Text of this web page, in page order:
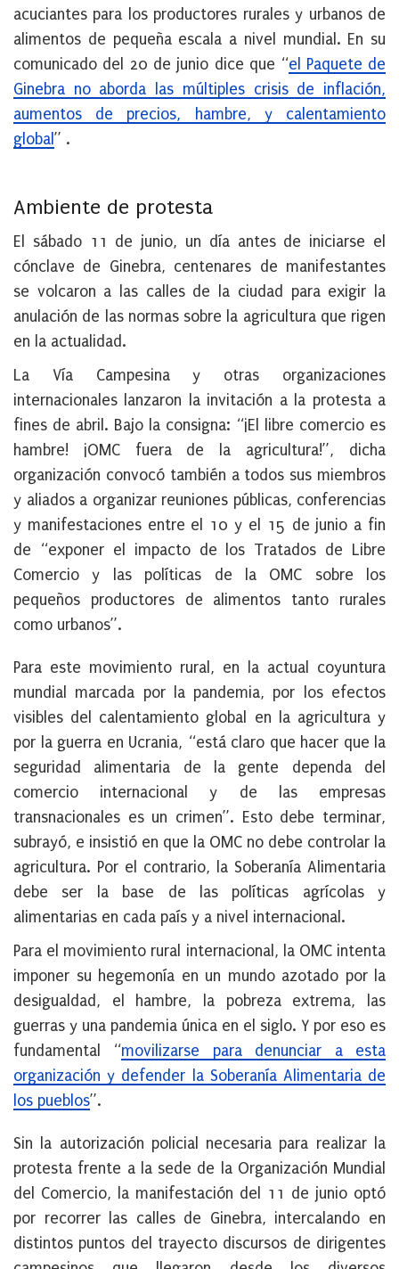
acuciantes para los productores rurales y urbanos de
alimentos de pequeña escala a nivel mundial. En su
comunicado del 20 de junio dice que “el Paquete de
Ginebra no aborda las múltiples crisis de inflación,
aumentos de precios, hambre, y calentamiento
global” .
Ambiente de protesta
El sábado 11 de junio, un día antes de iniciarse el
cónclave de Ginebra, centenares de manifestantes
se volcaron a las calles de la ciudad para exigir la
anulación de las normas sobre la agricultura que rigen
en la actualidad.
La Vía Campesina y otras organizaciones
internacionales lanzaron la invitación a la protesta a
fines de abril. Bajo la consigna: “¡El libre comercio es
hambre! ¡OMC fuera de la agricultura!”, dicha
organización convocó también a todos sus miembros
y aliados a organizar reuniones públicas, conferencias
y manifestaciones entre el 10 y el 15 de junio a fin
de “exponer el impacto de los Tratados de Libre
Comercio y las políticas de la OMC sobre los
pequeños productores de alimentos tanto rurales
como urbanos”.
Para este movimiento rural, en la actual coyuntura
mundial marcada por la pandemia, por los efectos
visibles del calentamiento global en la agricultura y
por la guerra en Ucrania, “está claro que hacer que la
seguridad alimentaria de la gente dependa del
comercio internacional y de las empresas
transnacionales es un crimen”. Esto debe terminar,
subrayó, e insistió en que la OMC no debe controlar la
agricultura. Por el contrario, la Soberanía Alimentaria
debe ser la base de las políticas agrícolas y
alimentarias en cada país y a nivel internacional.
Para el movimiento rural internacional, la OMC intenta
imponer su hegemonía en un mundo azotado por la
desigualdad, el hambre, la pobreza extrema, las
guerras y una pandemia única en el siglo. Y por eso es
fundamental “movilizarse para denunciar a esta
organización y defender la Soberanía Alimentaria de
los pueblos”.
Sin la autorización policial necesaria para realizar la
protesta frente a la sede de la Organización Mundial
del Comercio, la manifestación del 11 de junio optó
por recorrer las calles de Ginebra, intercalando en
distintos puntos del trayecto discursos de dirigentes